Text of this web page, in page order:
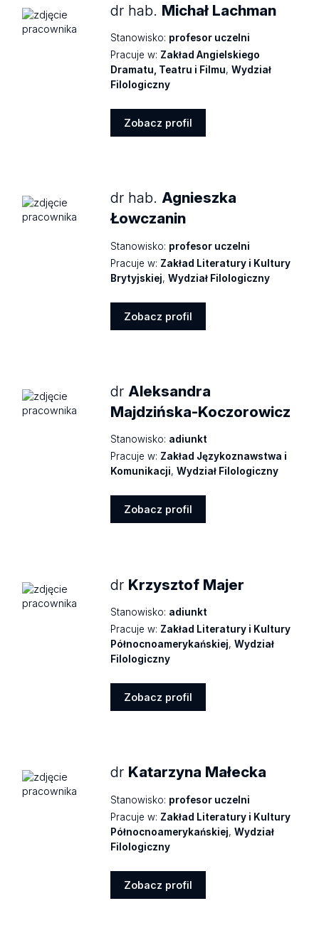
dr hab. Michał Lachman
Stanowisko: profesor uczelni
Pracuje w: Zakład Angielskiego
Dramatu, Teatru i Filmu,Wydział
Filologiczny
Zobacz profil
dr hab.Agnieszka
Łowczanin
Stanowisko: profesor uczelni
Pracuje w: Zakład Literatury i Kultury
Brytyjskiej,Wydział Filologiczny
Zobacz profil
drAleksandra
Majdzińska-Koczorowicz
Stanowisko: adiunkt
Pracuje w: Zakład Językoznawstwa i
Komunikacji,Wydział Filologiczny
Zobacz profil
dr Krzysztof Majer
Stanowisko: adiunkt
Pracuje w: Zakład Literatury i Kultury
Północnoamerykańskiej,Wydział
Filologiczny
Zobacz profil
dr Katarzyna Małecka
Stanowisko: profesor uczelni
Pracuje w: Zakład Literatury i Kultury
Północnoamerykańskiej,Wydział
Filologiczny
Zobacz profil